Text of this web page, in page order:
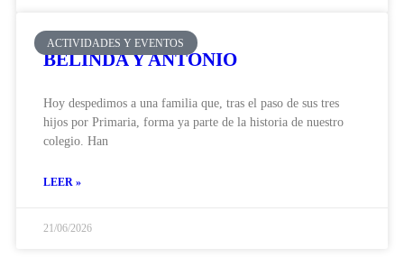
ACTIVIDADES Y EVENTOS
BELINDA Y ANTONIO
Hoy despedimos a una familia que, tras el paso de sus tres
hijos por Primaria, forma ya parte de la historia de nuestro
colegio. Han
LEER »
21/06/2026